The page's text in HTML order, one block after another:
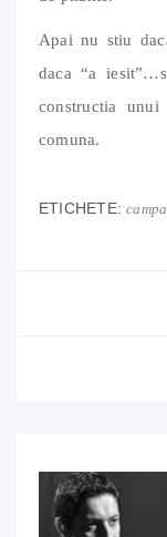
Apai nu stiu
daca “a
constructia
comuna.
ETICHETE: